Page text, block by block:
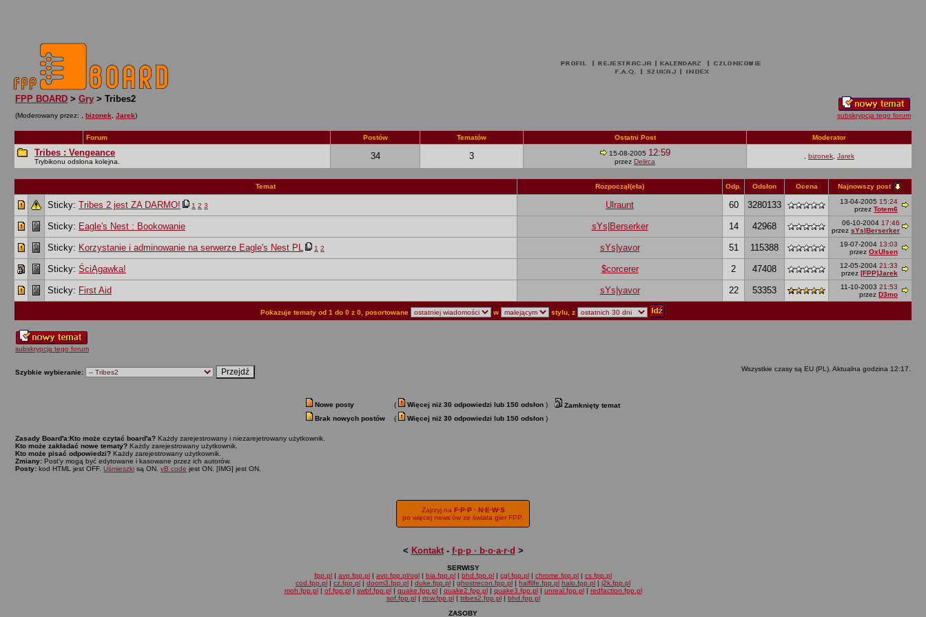
FPP BOARD > Gry > Tribes2
(Moderowany przez: bizonek Jarek) subskrypcja tego forum
Forum Postów Tematów Ostatni Post Moderator
Tribes : Vengeance
Trybikonu odslona kolejna.
34 3 15-08-2005 12:59
przez Delirca
bizonek Jarek
Temat Rozpoczął(eła) Odp. Odsłon Ocena Najnowszy post
Sticky: Tribes 2 jest ZA DARMO! 1 2 3 Ulraunt 60 3280133 13-04-2005 15:24
przez Totem6
Sticky: Eagle's Nest : Bookowanie sYs|Berserker 14 42968 06-10-2004 17:46
przez sYs|Berserker
Sticky: Korzystanie i adminowanie na serwerze Eagle's Nest PL 1 2 sYs|yavor 51 115388 19-07-2004 13:03
przez OxUlsen
Sticky: ŚciĄgawka! $corcerer 2 47408 12-05-2004 21:33
przez [FPP]Jarek
Sticky: First Aid sYs|yavor 22 53353 11-10-2003 21:53
przez D3mo
Pokazuje tematy od 1 do 0 z 0, posortowane w stylu, z
subskrypcja tego forum
Szybkie wybieranie: Wszystkie czasy są EU (PL). Aktualna godzina 12:17.
Nowe posty ( Więcej niż 30 odpowiedzi lub 150 odsłon )
Zamknięty temat
Brak nowych postów
( Więcej niż 30 odpowiedzi lub 150 odsłon )
Zasady Board'a:Kto może czytać board'a? Każdy zarejestrowany i niezarejetrowany użytkownik.
Kto może zakładać nowe tematy? Każdy zarejestrowany użytkownik.
Kto może pisać odpowiedzi? Każdy zarejestrowany użytkownik.
Zmiany: Post'y mogą być edytowane i kasowane przez ich autorów.
Posty: kod HTML jest OFF. Uśmieszki są ON. vB code jest ON. [IMG] jest ON.
Zajrzyj na F·P·P · N·E·W·S
po więcej news'ów ze świata gier FPP.
< Kontakt- f·p·p · b·o·a·r·d >
SERWISY
fpp.pl | avp.fpp.pl | avp.fpp.pl/ogl | bia.fpp.pl | bhd.fpp.pl | cgl.fpp.pl | chrome.fpp.pl | cs.fpp.pl
cod.fpp.pl | cz.fpp.pl | doom3.fpp.pl | duke.fpp.pl | ghostrecon.fpp.pl | halflife.fpp.pl halo.fpp.pl | j2k.fpp.pl
moh.fpp.pl| of.fpp.pl| swbf.fpp.pl| quake.fpp.pl| quake2.fpp.pl| quake3.fpp.pl| unreal.fpp.pl| redfaction.fpp.pl
sof.fpp.pl| rtcw.fpp.pl| tribes2.fpp.pl| bhd.fpp.pl
ZASOBY